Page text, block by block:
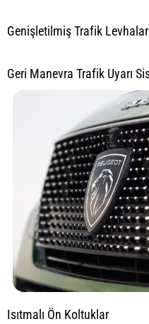
Genişletilmiş Trafik
Geri Manevra Trafik Uyarı
Isıtmalı Ön Koltuklar